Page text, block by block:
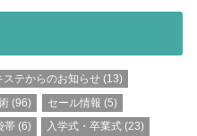
ステからのお知らせ(13)
(96) セール情報 (5)
帯(6) 入学式・卒業式(23)